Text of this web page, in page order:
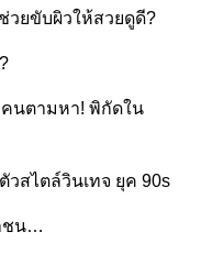
วยขับผิวให้สวยดูดี?
คนตามหา! พิกัดใน
สไตล์วินเทจ ยุค 90s
ชน…